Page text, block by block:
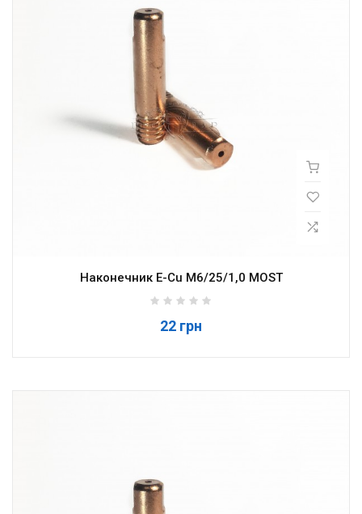
Наконечник E-Cu M6/25/1,0 MOST
22 грн